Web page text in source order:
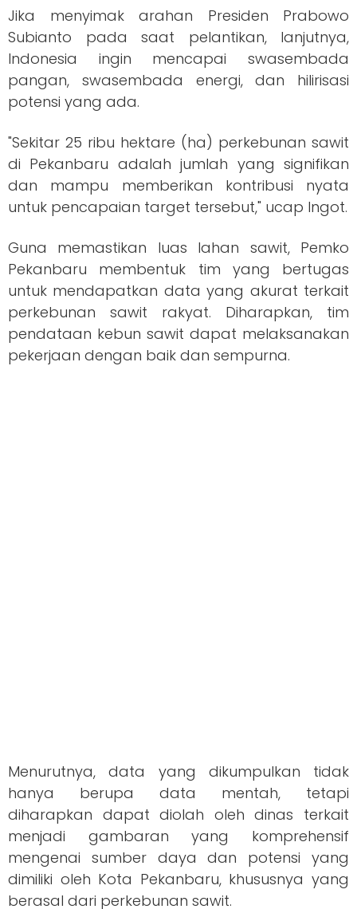
Jika menyimak arahan Presiden Prabowo
Subianto pada saat pelantikan, lanjutnya,
Indonesia ingin mencapai swasembada
pangan, swasembada energi, dan hilirisasi
potensi yang ada.
"Sekitar 25 ribu hektare (ha) perkebunan sawit
di Pekanbaru adalah jumlah yang signifikan
dan mampu memberikan kontribusi nyata
untuk pencapaian target tersebut," ucap Ingot.
Guna memastikan luas lahan sawit, Pemko
Pekanbaru membentuk tim yang bertugas
untuk mendapatkan data yang akurat terkait
perkebunan sawit rakyat. Diharapkan, tim
pendataan kebun sawit dapat melaksanakan
pekerjaan dengan baik dan sempurna.
Menurutnya, data yang dikumpulkan tidak
hanya berupa data mentah, tetapi
diharapkan dapat diolah oleh dinas terkait
menjadi gambaran yang komprehensif
mengenai sumber daya dan potensi yang
dimiliki oleh Kota Pekanbaru, khususnya yang
berasal dari perkebunan sawit.